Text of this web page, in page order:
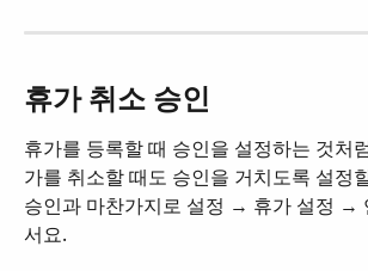
휴가 취소 승인
휴가를 등록할 때 승인을 설정하는 것처
가를 취소할 때도 승인을 거치도록 설정
승인과 마찬가지로 설정 → 휴가 설정 →
서요.